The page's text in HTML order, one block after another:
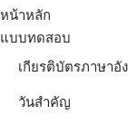
เมนู
หน้าหลัก
แบบทดสอบ
เกียรติบัตรภาษาอั
วันสำคัญ